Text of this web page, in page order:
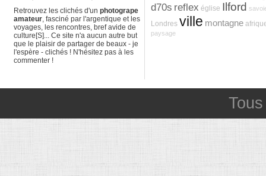
Retrouvez les clichés d'un photogrape
amateur, fasciné par l'argentique et les
voyages, les rencontres, bref avide de
culture[S]... Ce site n'a aucun autre but
que le plaisir de partager de beaux - je
l'espère - clichés ! N'hésitez pas à les
commenter !
d70s reflex église Ilford
Londres ville montagne
paysage